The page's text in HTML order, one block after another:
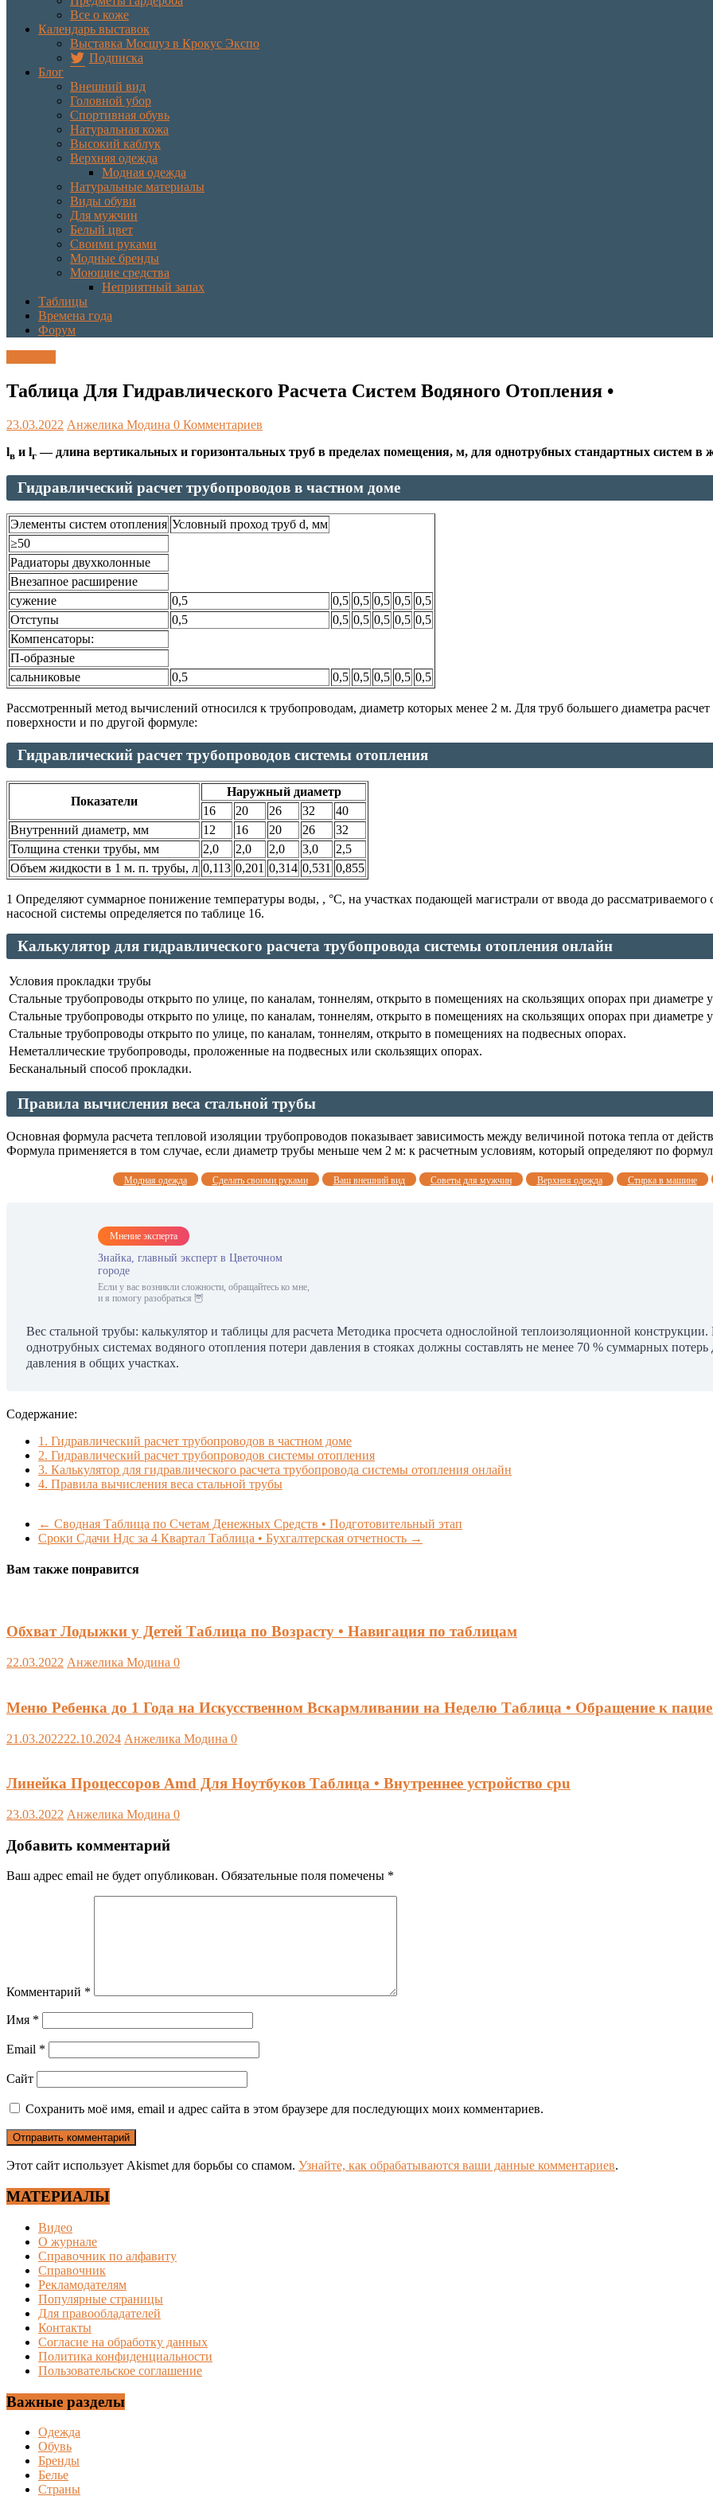
Все о коже
Календарь выставок
Выставка Мосшуз в Крокус Экспо
Подписка
Блог
Внешний вид
Головной убор
Спортивная обувь
Натуральная кожа
Высокий каблук
Верхняя одежда
Модная одежда
Натуральные материалы
Виды обуви
Для мужчин
Белый цвет
Своими руками
Модные бренды
Моющие средства
Неприятный запах
Таблицы
Времена года
Форум
Таблица Для Гидравлического Расчета Систем Водяного Отопления •
23.03.2022 Анжелика Модина 0 Комментариев
lв и lг — длина вертикальных и горизонтальных труб в пределах помещения, м, для однотрубных стандартных систем в
Гидравлический расчет трубопроводов в частном доме
Элементы систем отопления Условный проход труб d, мм
≥50
Радиаторы двухколонные
Внезапное расширение
сужение
0,5 0,5 0,5 0,5 0,5 0,5
Отступы
0,5 0,5 0,5 0,5 0,5 0,5
Компенсаторы:
П-образные
сальниковые
0,5 0,5 0,5 0,5 0,5 0,5
Рассмотренный метод вычислений относился к трубопроводам, диаметр которых менее 2 м. Для труб большего диаметра
поверхности и по другой формуле:
Гидравлический расчет трубопроводов системы отопления
Показатели
Наружный диаметр
16
20 26 32
40
Внутренний диаметр, мм
12 16 20 26
32
Толщина стенки трубы, мм
2,0 2,0 2,0 3,0
2,5
Объем жидкости в 1 м. п. трубы, л 0,113 0,201 0,314 0,531 0,855
1 Определяют суммарное понижение температуры воды, , °С, на участках подающей магистрали от ввода до
насосной системы определяется по таблице 16.
Калькулятор для гидравлического расчета трубопровода системы отопления онлайн
Условия прокладки трубы
Стальные трубопроводы открыто по улице, по каналам, тоннелям, открыто в помещениях на скользящих опорах при диаметре
Стальные трубопроводы открыто по улице, по каналам, тоннелям, открыто в помещениях на скользящих опорах при диаметре
Стальные трубопроводы открыто по улице, по каналам, тоннелям, открыто в помещениях на подвесных опорах.
Неметаллические трубопроводы, проложенные на подвесных или скользящих опорах.
Бесканальный способ прокладки.
Правила вычисления веса стальной трубы
Основная формула расчета тепловой изоляции трубопроводов показывает зависимость между величиной потока тепла от
Формула применяется в том случае, если диаметр трубы меньше чем 2 м: к расчетным условиям, который определяют по
Модная одежда Сделать своими руками Ваш внешний вид Советы для мужчин Верхняя одежда Стирка в машине
Мнение эксперта
Знайка, главный эксперт в Цветочном
городе
Если у вас возникли сложности, обращайтесь ко мне,
и я помогу разобраться 🦉
Вес стальной трубы: калькулятор и таблицы для расчета Методика просчета однослойной теплоизоляционной
однотрубных системах водяного отопления потери давления в стояках должны составлять не менее 70 % суммарных
давления в общих участках.
Содержание:
1. Гидравлический расчет трубопроводов в частном доме
2. Гидравлический расчет трубопроводов системы отопления
3. Калькулятор для гидравлического расчета трубопровода системы отопления онлайн
4. Правила вычисления веса стальной трубы
← Сводная Таблица по Счетам Денежных Средств • Подготовительный этап
Сроки Сдачи Ндс за 4 Квартал Таблица • Бухгалтерская отчетность →
Вам также понравится
Обхват Лодыжки у Детей Таблица по Возрасту • Навигация по таблицам
22.03.2022 Анжелика Модина 0
Меню Ребенка до 1 Года на Искусственном Вскармливании на Неделю Таблица • Обращение к
21.03.202222.10.2024 Анжелика Модина 0
Линейка Процессоров Amd Для Ноутбуков Таблица • Внутреннее устройство cpu
23.03.2022 Анжелика Модина 0
Добавить комментарий
Ваш адрес email не будет опубликован. Обязательные поля помечены *
Комментарий *
Имя *
Email *
Сайт
Сохранить моё имя, email и адрес сайта в этом браузере для последующих моих комментариев.
Этот сайт использует Akismet для борьбы со спамом. Узнайте, как обрабатываются ваши данные комментариев.
МАТЕРИАЛЫ
Видео
О журнале
Справочник по алфавиту
Справочник
Рекламодателям
Популярные страницы
Для правообладателей
Контакты
Согласие на обработку данных
Политика конфиденциальности
Пользовательское соглашение
Важные разделы
Одежда
Обувь
Бренды
Белье
Страны